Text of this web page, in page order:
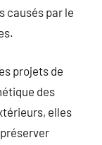
causés par le
projets de
des
elles